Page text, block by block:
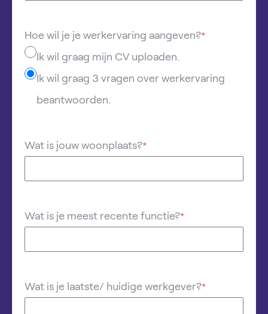
Hoe wil je je werkervaring aangeven?*
Ik wil graag mijn CV uploaden.
Ik wil graag 3 vragen over werkervaring
beantwoorden.
Wat is jouw woonplaats?*
Wat is je meest recente functie?*
Wat is je laatste/ huidige werkgever?*